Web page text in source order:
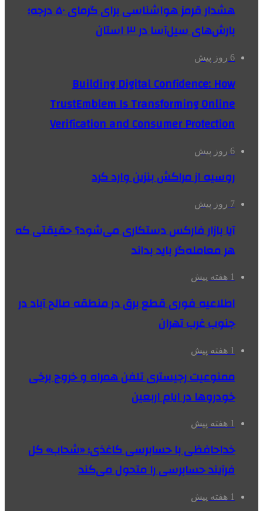
هشدار قرمز هواشناسی برای گرمای ۵۰ درجه؛
بارش‌های سیل‌آسا در ۳ استان
6 روز پیش
Building Digital Confidence: How
TrustEmblem Is Transforming Online
Verification and Consumer Protection
6 روز پیش
روسیه از مراکش بنزین وارد کرد
7 روز پیش
آیا بازار فارکس دستکاری می‌شود؟ حقیقتی که
هر معامله‌گر باید بداند
1 هفته پیش
اطلاعیه فوری قطع برق در منطقه صالح آباد در
جنوب غرب تهران
1 هفته پیش
ممنوعیت رجیستری تلفن همراه و خروج برخی
خودروها در ایام اربعین
1 هفته پیش
خداحافظی با حسابرسی کاغذی؛ «شحاب» کل
فرآیند حسابرسی را متحول می‌کند
1 هفته پیش